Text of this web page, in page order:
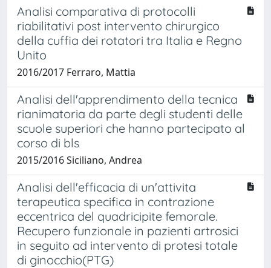
Analisi comparativa di protocolli
riabilitativi post intervento chirurgico
della cuffia dei rotatori tra Italia e Regno
Unito
2016/2017 Ferraro, Mattia
Analisi dell'apprendimento della tecnica
rianimatoria da parte degli studenti delle
scuole superiori che hanno partecipato al
corso di bls
2015/2016 Siciliano, Andrea
Analisi dell'efficacia di un'attivita
terapeutica specifica in contrazione
eccentrica del quadricipite femorale.
Recupero funzionale in pazienti artrosici
in seguito ad intervento di protesi totale
di ginocchio(PTG)